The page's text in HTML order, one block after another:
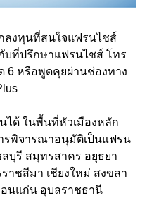
ลงทุนที่สนใจแฟรนไชส์
ที่ปรึกษาแฟรนไชส์ โทร
6 หรือพูดคุยผ่านช่องทาง
ได้ ในพื้นที่หัวเมืองหลัก
รพิจารณาอนุมัติเป็นแฟรน
ลบุรี สมุทรสาคร อยุธยา
าชสีมา เชียงใหม่ สงขลา
อนแก่น อุบลราชธานี